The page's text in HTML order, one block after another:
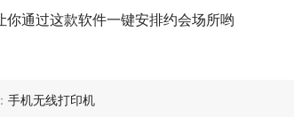
通过这款软件一键安排约会场所哟
手机无线打印机